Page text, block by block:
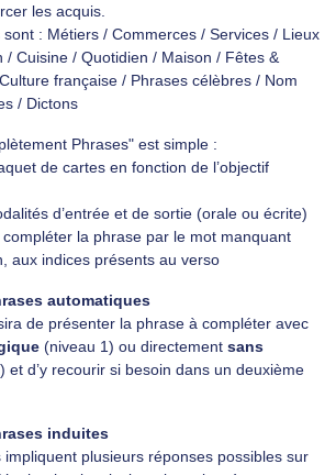
les acquis.
: Métiers / Commerces / Services / Lieux
/ Cuisine / Quotidien / Maison / Fêtes &
française / Phrases célèbres / Nom
/ Dictons
Phrases" est simple :
de cartes en fonction de l’objectif
d’entrée et de sortie (orale ou écrite)
la phrase par le mot manquant
aux indices présents au verso
automatiques
de présenter la phrase à compléter avec
(niveau 1) ou directement sans
et d’y recourir si besoin dans un deuxième
induites
impliquent plusieurs réponses possibles sur